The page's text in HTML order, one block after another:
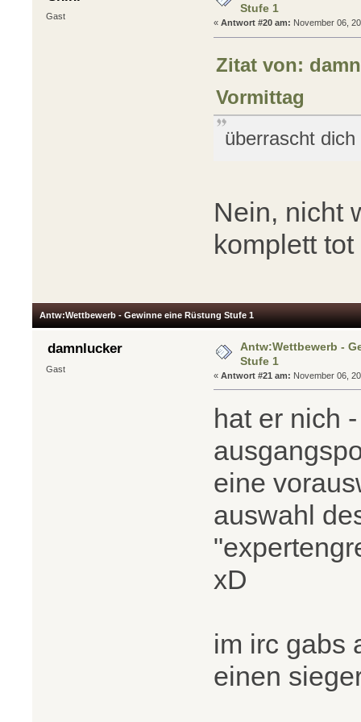
Gast
Stufe 1
«Antwort #20 am: November 06,
Zitat von:
Vormittag
überrascht
Nein, nicht
komplett
Antw:Wettbewerb - Gewinne eine Rüstung Stufe 1
damnlucker
Gast
Antw:Wettbewerb -
Stufe 1
«Antwort #21 am: November 06,
hat er nich
eine
auswahl
xD
im irc gabs
einen